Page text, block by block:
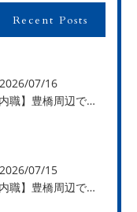
Recent Posts
2026/07/16
【内職】豊橋周辺で内職のお仕事を探している方募集中！【お仕事の内容】
2026/07/15
【内職】豊橋周辺で内職のお仕事を探している方募集中！【急な学級閉鎖も安心】